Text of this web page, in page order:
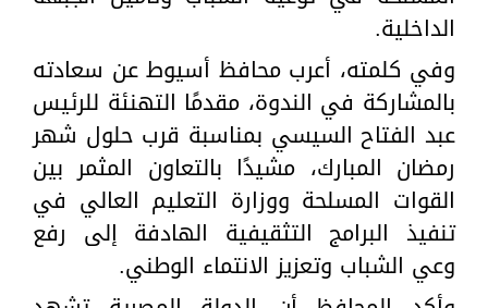
الداخلية.
وفي كلمته، أعرب محافظ أسيوط عن سعادته
بالمشاركة في الندوة، مقدمًا التهنئة للرئيس
عبد الفتاح السيسي بمناسبة قرب حلول شهر
رمضان المبارك، مشيدًا بالتعاون المثمر بين
القوات المسلحة ووزارة التعليم العالي في
تنفيذ البرامج التثقيفية الهادفة إلى رفع
وعي الشباب وتعزيز الانتماء الوطني.